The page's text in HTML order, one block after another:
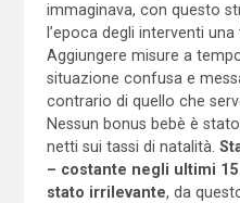
immaginava, con questo
l’epoca degli interventi
Aggiungere misure a
situazione confusa e
contrario di quello che
Nessun bonus bebè è
netti sui tassi di natalità.
– costante negli ultimi
stato irrilevante, da